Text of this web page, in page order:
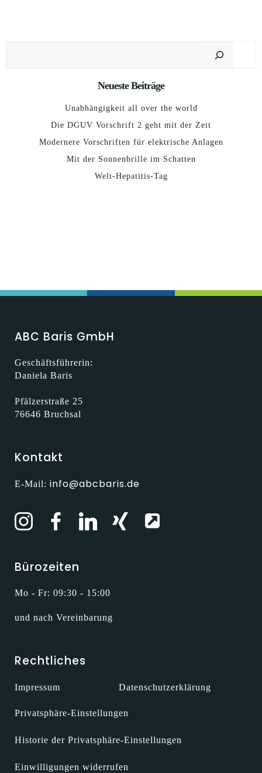
Neueste Beiträge
Unabhängigkeit all over the world
Die DGUV Vorschrift 2 geht mit der Zeit
Modernere Vorschriften für elektrische Anlagen
Mit der Sonnenbrille im Schatten
Welt-Hepatitis-Tag
ABC Baris GmbH
Geschäftsführerin:
Daniela Baris
Pfälzerstraße 25
76646 Bruchsal
Kontakt
E-Mail: info@abcbaris.de
Bürozeiten
Mo - Fr: 09:30 - 15:00
und nach Vereinbarung
Rechtliches
Impressum Datenschutzerklärung
Privatsphäre-Einstellungen
Historie der Privatsphäre-Einstellungen
Einwilligungen widerrufen